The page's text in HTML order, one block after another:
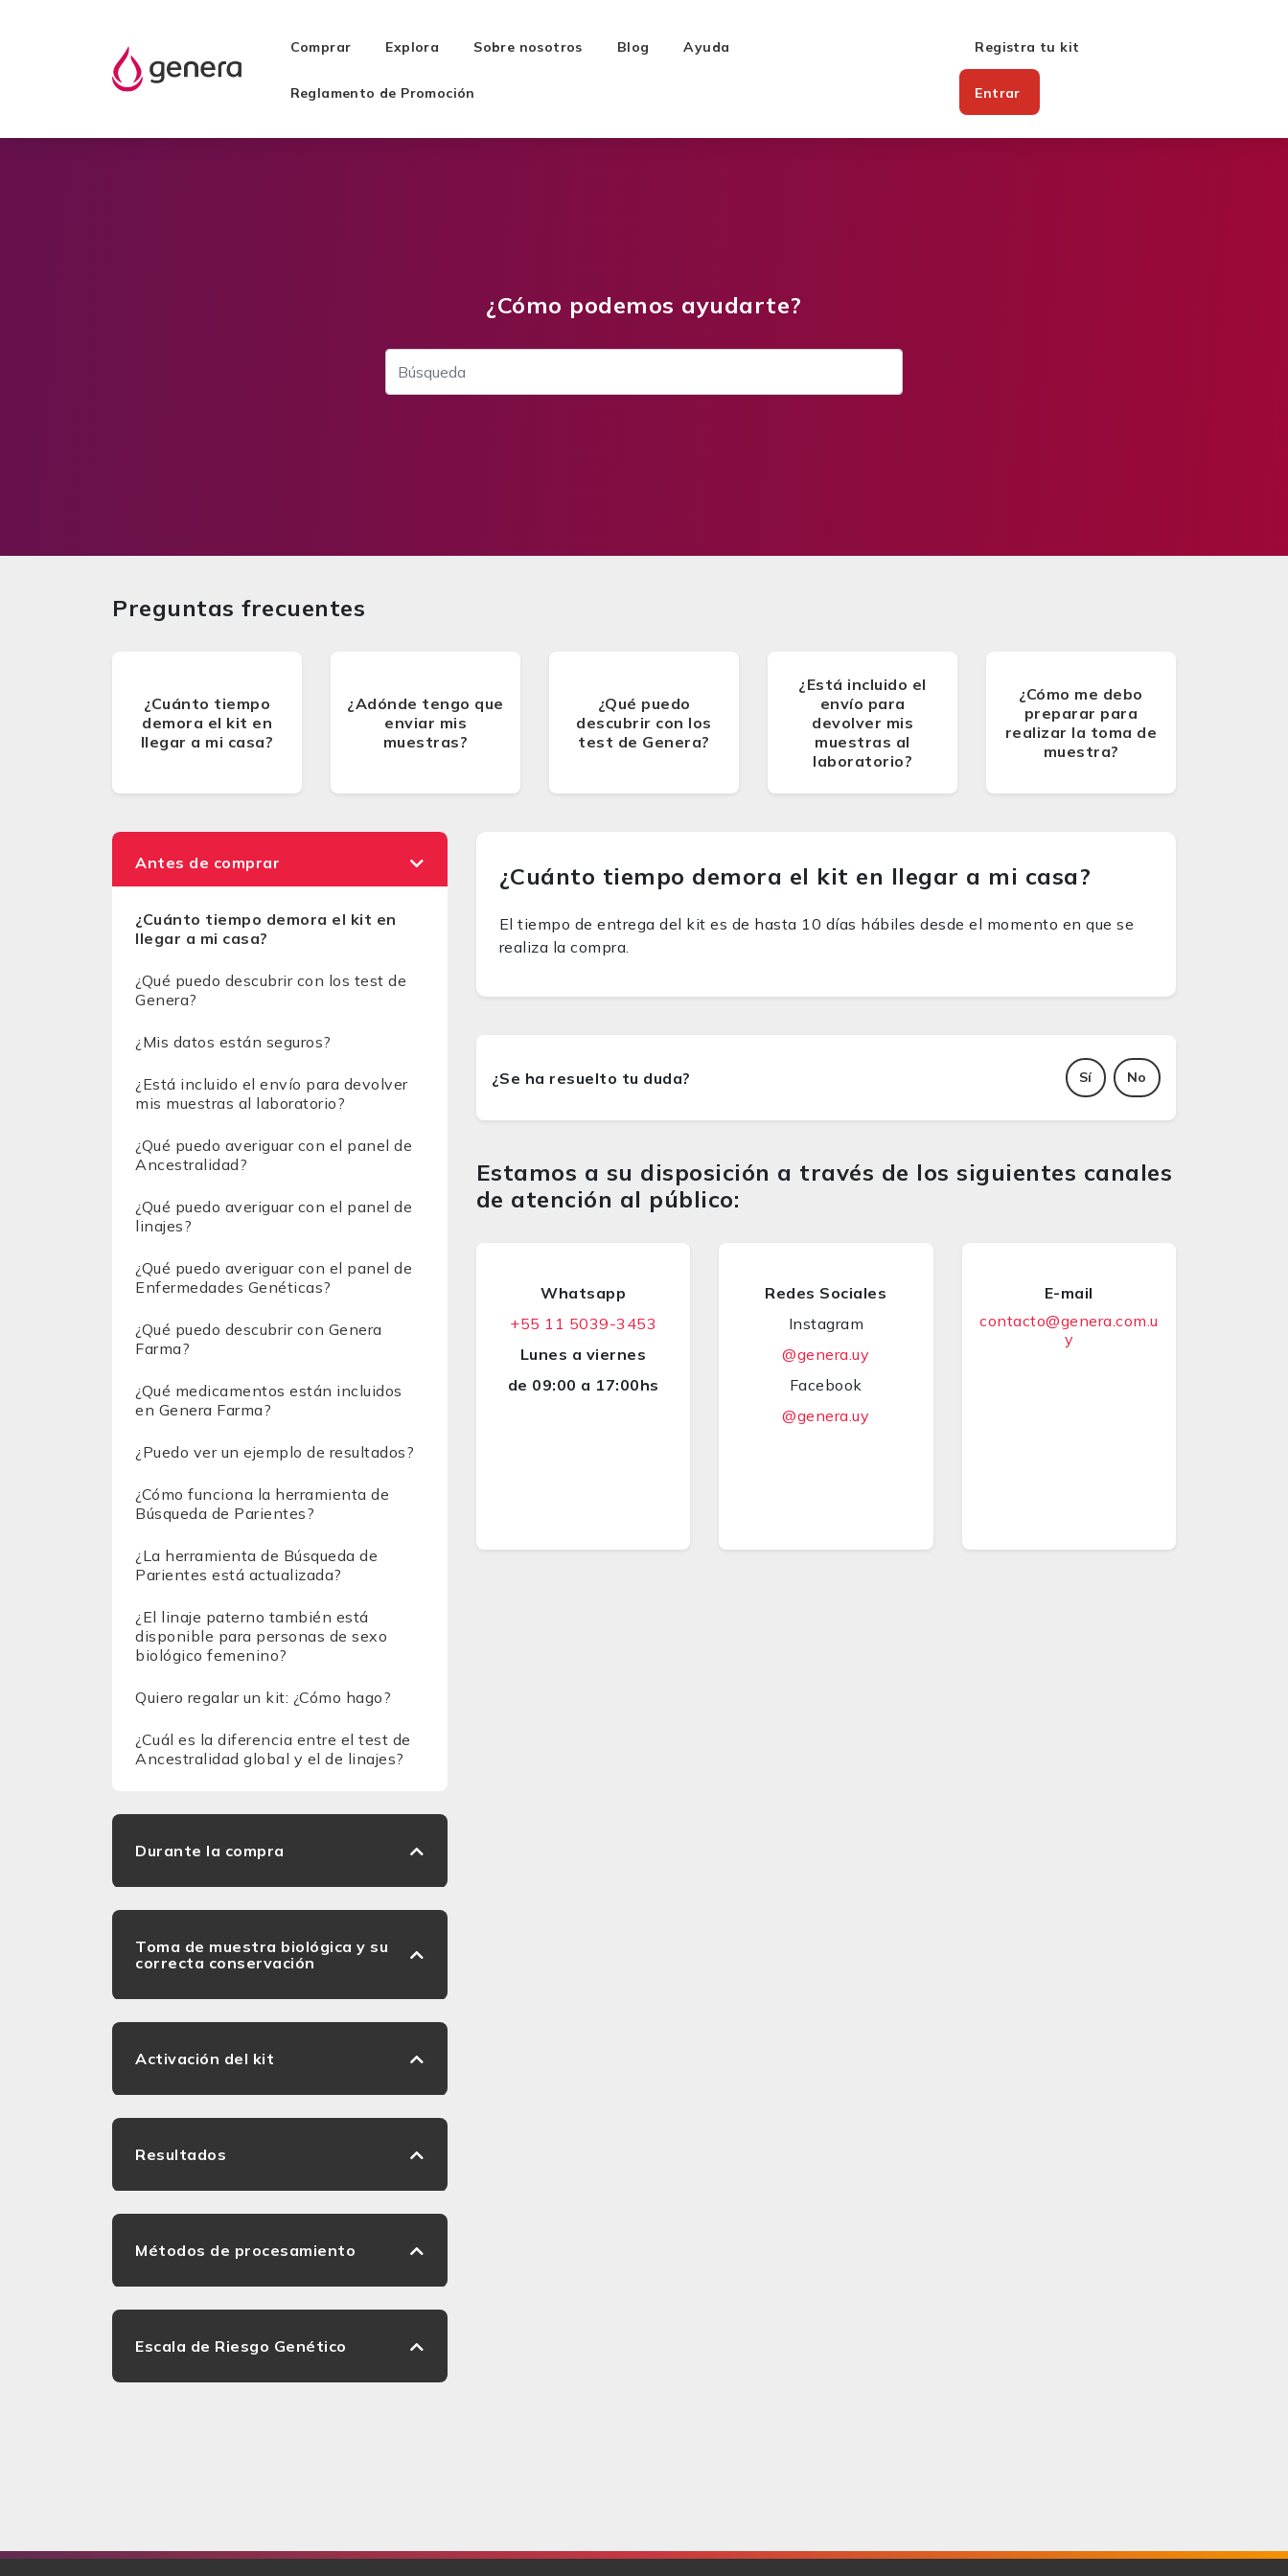
Comprar Explora Sobre nosotros Blog Ayuda
Reglamento de Promoción
Registra tu kit
Entrar
¿Cómo podemos ayudarte?
Preguntas frecuentes
¿Cuánto tiempo
demora el kit en
llegar a mi casa?
¿Adónde tengo que
enviar mis
muestras?
¿Qué puedo
descubrir con los
test de Genera?
¿Está incluido el
envío para
devolver mis
muestras al
laboratorio?
¿Cómo me debo
preparar para
realizar la toma de
muestra?
Antes de comprar
¿Cuánto tiempo demora el kit en
llegar a mi casa?
¿Qué puedo descubrir con los test de
Genera?
¿Mis datos están seguros?
¿Está incluido el envío para devolver
mis muestras al laboratorio?
¿Qué puedo averiguar con el panel de
Ancestralidad?
¿Qué puedo averiguar con el panel de
linajes?
¿Qué puedo averiguar con el panel de
Enfermedades Genéticas?
¿Qué puedo descubrir con Genera
Farma?
¿Qué medicamentos están incluidos
en Genera Farma?
¿Puedo ver un ejemplo de resultados?
¿Cómo funciona la herramienta de
Búsqueda de Parientes?
¿La herramienta de Búsqueda de
Parientes está actualizada?
¿El linaje paterno también está
disponible para personas de sexo
biológico femenino?
Quiero regalar un kit: ¿Cómo hago?
¿Cuál es la diferencia entre el test de
Ancestralidad global y el de linajes?
Durante la compra
Toma de muestra biológica y su
correcta conservación
Activación del kit
Resultados
Métodos de procesamiento
Escala de Riesgo Genético
¿Cuánto tiempo demora el kit en llegar a mi casa?
El tiempo de entrega del kit es de hasta 10 días hábiles desde el momento en que se
realiza la compra.
Sí No
Estamos a su disposición a través de los siguientes canales
de atención al público:
Whatsapp
+55 11 5039-3453
Lunes a viernes
de 09:00 a 17:00hs
Redes Sociales
Instagram
@genera.uy
Facebook
@genera.uy
E-mail
contacto@genera.com.u
y